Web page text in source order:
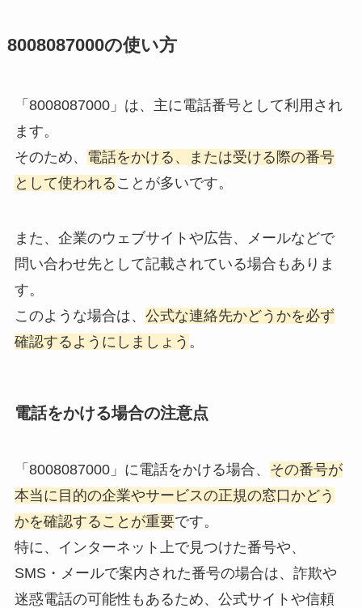
8008087000の使い方
「8008087000」は、主に電話番号として利用され
ます。
そのため、 電話をかける、または受ける際の番号
として使われる ことが多いです。
また、企業のウェブサイトや広告、メールなどで
問い合わせ先として記載されている場合もありま
す。
このような場合は、 公式な連絡先かどうかを必ず
確認するようにしましょう 。
電話をかける場合の注意点
「8008087000」に電話をかける場合、 その番号が
本当に目的の企業やサービスの正規の窓口かどう
かを確認することが重要です。
特に、インターネット上で見つけた番号や、
SMS・メールで案内された番号の場合は、詐欺や
迷惑電話の可能性もあるため、公式サイトや信頼